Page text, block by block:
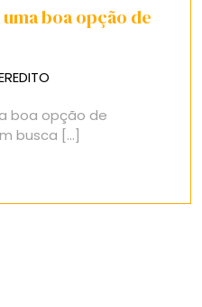
uma boa opção de
boa opção de
busca [...]